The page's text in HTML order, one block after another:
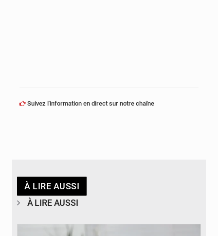
Suivez l'information en direct sur notre chaîne
À LIRE AUSSI
À LIRE AUSSI